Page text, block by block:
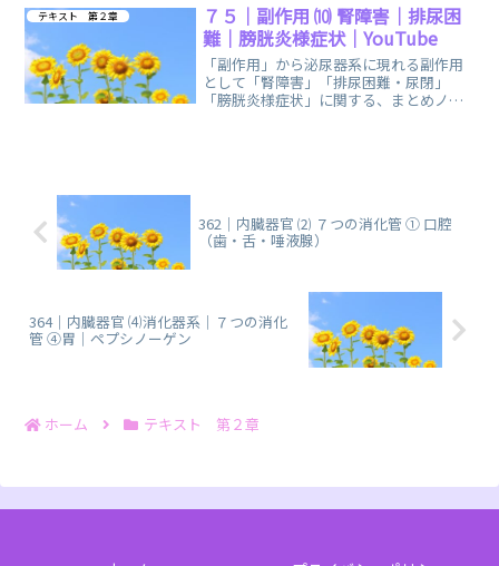
テキスト 第２章
７５｜副作用 ⑽ 腎障害｜排尿困
難｜膀胱炎様症状｜YouTube
「副作用」から泌尿器系に現れる副作用
として「腎障害」「排尿困難・尿閉」
「膀胱炎様症状」に関する、まとめノー
362｜内臓器官 ⑵ ７つの消化管 ① 口腔
（歯・舌・唾液腺）
364｜内臓器官 ⑷消化器系｜７つの消化
管 ④胃｜ペプシノーゲン
ホーム テキスト 第２章